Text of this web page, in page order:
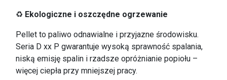
♻ Ekologiczne i oszczędne ogrzewanie
Pellet to paliwo odnawialne i przyjazne środowisku.
Seria D xx P gwarantuje wysoką sprawność spalania,
niską emisję spalin i rzadsze opróżnianie popiołu –
więcej ciepła przy mniejszej pracy.